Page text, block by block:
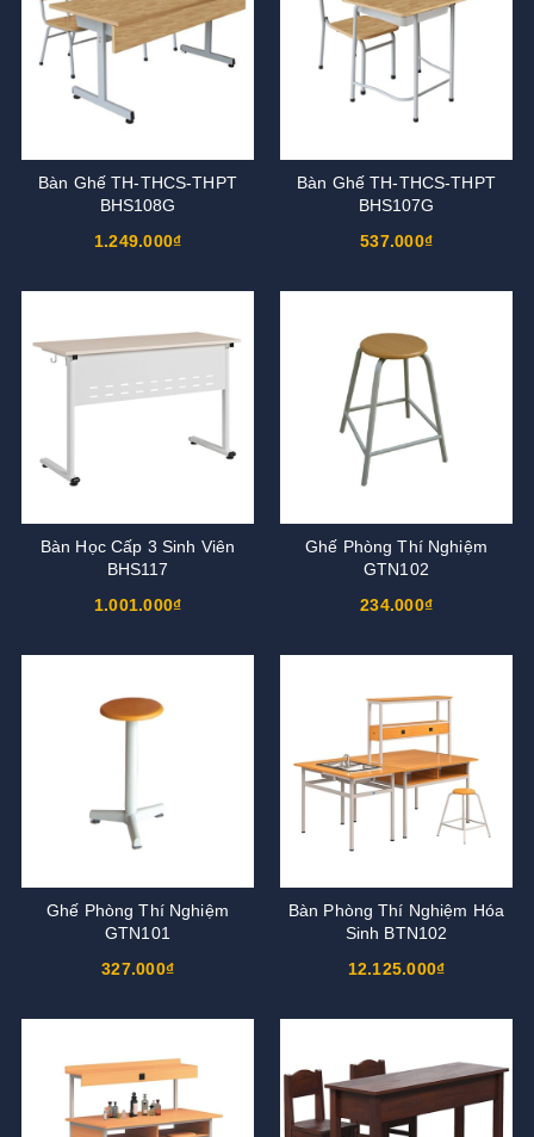
Bàn Ghế TH-THCS-THPT
BHS108G
1.249.000₫
Bàn Ghế TH-THCS-THPT
BHS107G
537.000₫
Bàn Học Cấp 3 Sinh Viên
BHS117
1.001.000₫
Ghế Phòng Thí Nghiệm
GTN102
234.000₫
Ghế Phòng Thí Nghiệm
GTN101
327.000₫
Bàn Phòng Thí Nghiệm Hóa
Sinh BTN102
12.125.000₫